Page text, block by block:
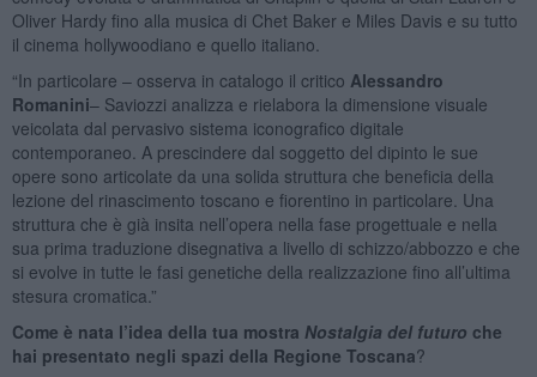
Oliver Hardy fino alla musica di Chet Baker e Miles Davis e su tutto
il cinema hollywoodiano e quello italiano.
“In particolare – osserva in catalogo il critico Alessandro
Romanini– Saviozzi analizza e rielabora la dimensione visuale
veicolata dal pervasivo sistema iconografico digitale
contemporaneo. A prescindere dal soggetto del dipinto le sue
opere sono articolate da una solida struttura che beneficia della
lezione del rinascimento toscano e fiorentino in particolare. Una
struttura che è già insita nell’opera nella fase progettuale e nella
sua prima traduzione disegnativa a livello di schizzo/abbozzo e che
si evolve in tutte le fasi genetiche della realizzazione fino all’ultima
stesura cromatica.”
Come è nata l’idea della tua mostra Nostalgia del futuro che
hai presentato negli spazi della Regione Toscana?